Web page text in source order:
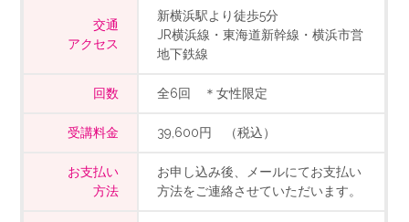
交通
アクセス
新横浜駅より徒歩5分
JR横浜線・東海道新幹線・横浜市営
地下鉄線
回数 全6回 ＊女性限定
受講料金 39,600円 （税込）
お支払い
方法
お申し込み後、メールにてお支払い
方法をご連絡させていただいます。